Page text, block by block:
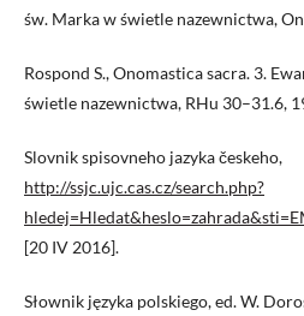
św. Marka w świetle nazewnictwa,
Rospond S., Onomastica sacra. 3.
świetle nazewnictwa, RHu 30–31.6,
Slovnik spisovneho jazyka českeho,
http://ssjc.ujc.cas.cz/search.php?
[20 IV 2016].
Słownik języka polskiego, ed. W.